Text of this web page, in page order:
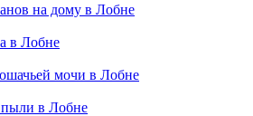
на дому в Лобне
в Лобне
мочи в Лобне
в Лобне